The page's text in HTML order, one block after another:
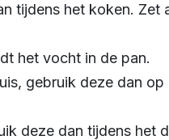
tijdens het koken. Zet
het vocht in de pan.
gebruik deze dan
deze dan tijdens het